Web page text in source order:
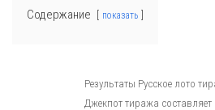
Содержание показать
Результаты Русское лото
Джекпот тиража составляет